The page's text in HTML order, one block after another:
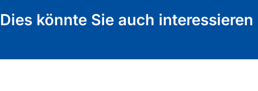
Dies könnte Sie auch interessieren